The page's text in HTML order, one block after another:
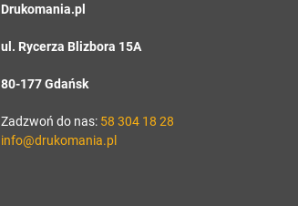
Drukomania.pl
ul. Rycerza Blizbora 15A
80-177 Gdańsk
Zadzwoń do nas: 58 304 18 28
info@drukomania.pl